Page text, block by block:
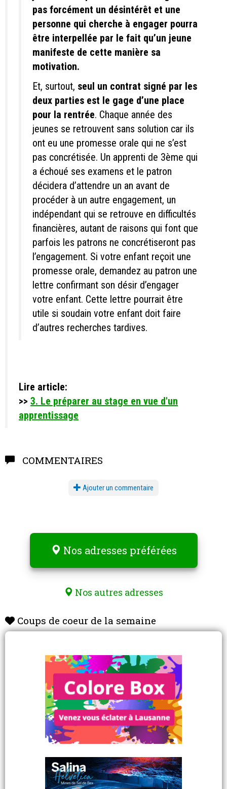
pas forcément un désintérêt et une
personne qui cherche à engager pourra
être interpellée par le fait qu’un jeune
manifeste de cette manière sa
motivation.
Et, surtout, seul un contrat signé par les
deux parties est le gage d’une place
pour la rentrée. Chaque année des
jeunes se retrouvent sans solution car ils
ont eu une promesse orale qui ne s’est
pas concrétisée. Un apprenti de 3ème qui
a échoué ses examens et le patron
décidera d’attendre un an avant de
procéder à un autre engagement, un
indépendant qui se retrouve en difficultés
financières, autant de raisons qui font que
parfois les patrons ne concrétiseront pas
l’engagement. Si votre enfant reçoit une
promesse orale, demandez au patron une
lettre confirmant son désir d’engager
votre enfant. Cette lettre pourrait être
utile si soudain votre enfant doit faire
d’autres recherches tardives.
Lire article:
>> 3. Le préparer au stage en vue d'un
apprentissage
COMMENTAIRES
Ajouter un commentaire
Nos adresses préférées
Nos autres adresses
Coups de coeur de la semaine